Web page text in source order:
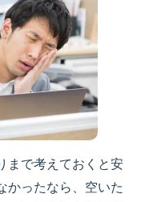
まで考えておくと安
かったなら、空いた